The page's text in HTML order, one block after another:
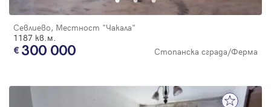
Севлиево, Местност "Чакала"
1187 кв.м.
300 000 Стопанска сграда/Ферма